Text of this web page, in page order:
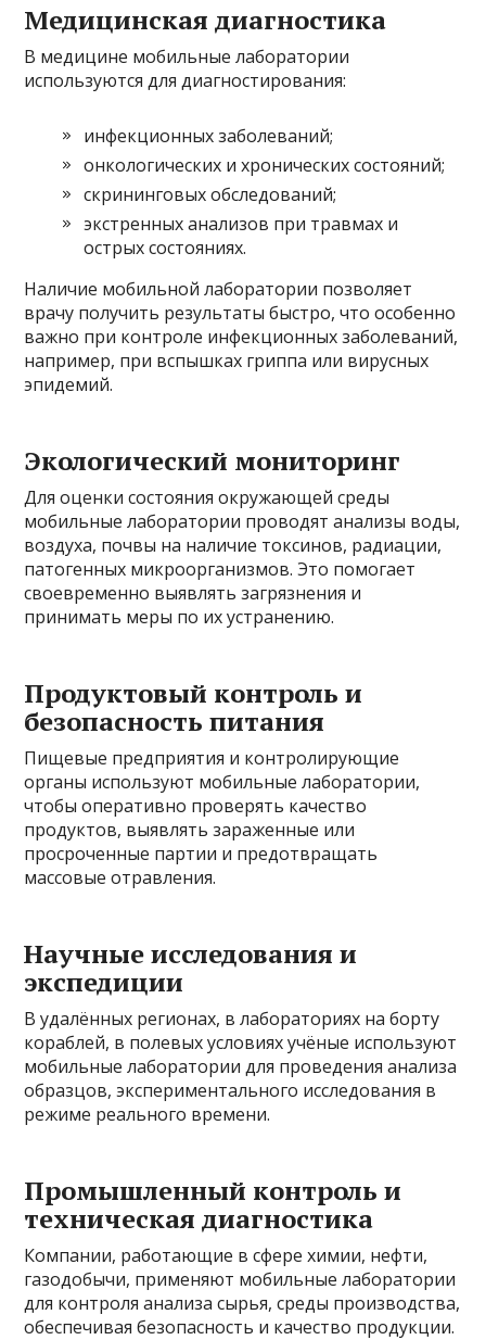
Медицинская диагностика
В медицине мобильные лаборатории
используются для диагностирования:
инфекционных заболеваний;
онкологических и хронических состояний;
скрининговых обследований;
экстренных анализов при травмах и
острых состояниях.
Наличие мобильной лаборатории позволяет
врачу получить результаты быстро, что особенно
важно при контроле инфекционных заболеваний,
например, при вспышках гриппа или вирусных
эпидемий.
Экологический мониторинг
Для оценки состояния окружающей среды
мобильные лаборатории проводят анализы воды,
воздуха, почвы на наличие токсинов, радиации,
патогенных микроорганизмов. Это помогает
своевременно выявлять загрязнения и
принимать меры по их устранению.
Продуктовый контроль и
безопасность питания
Пищевые предприятия и контролирующие
органы используют мобильные лаборатории,
чтобы оперативно проверять качество
продуктов, выявлять зараженные или
просроченные партии и предотвращать
массовые отравления.
Научные исследования и
экспедиции
В удалённых регионах, в лабораториях на борту
кораблей, в полевых условиях учёные используют
мобильные лаборатории для проведения анализа
образцов, экспериментального исследования в
режиме реального времени.
Промышленный контроль и
техническая диагностика
Компании, работающие в сфере химии, нефти,
газодобычи, применяют мобильные лаборатории
для контроля анализа сырья, среды производства,
обеспечивая безопасность и качество продукции.